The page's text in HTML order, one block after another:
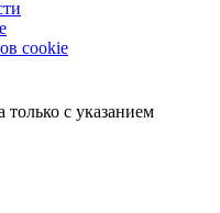
cookie
только с указанием